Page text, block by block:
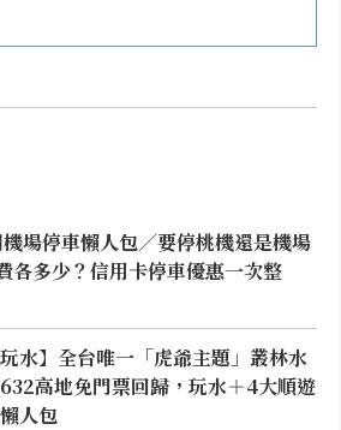
場停車懶人包／要停桃機還是機場
各多少？信用卡停車優惠一次整
玩水】全台唯一「虎爺主題」叢林水
高地免門票回歸，玩水＋4大順遊
人包